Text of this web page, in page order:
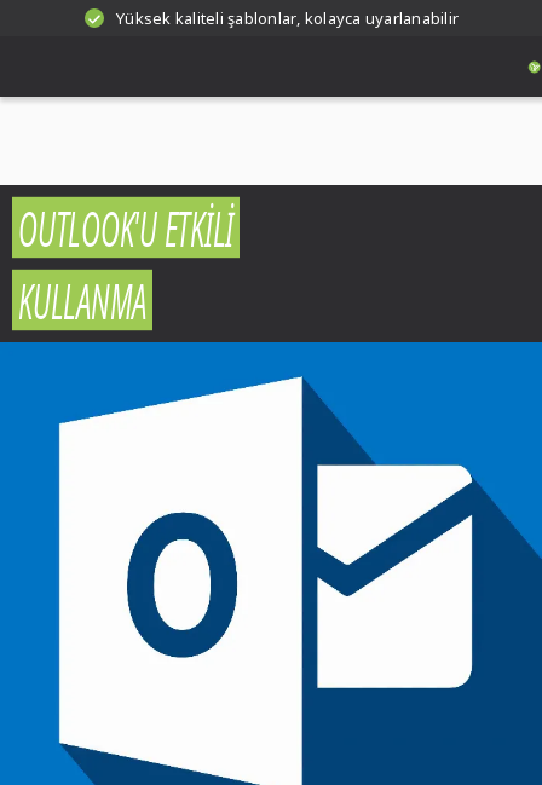
Yüksek kaliteli şablonlar, kolayca uyarlanabilir
OUTLOOK'U ETKILI
KULLANMA